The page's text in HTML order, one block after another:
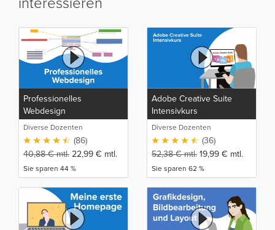
Professionelles
Webdesign
Diverse Dozenten
(86)
40,88€mtl. 22,99 € mtl.
Sie sparen 44 %
Adobe Creative Suite
Intensivkurs
Diverse Dozenten
(36)
52,38€mtl. 19,99 € mtl.
Sie sparen 62 %